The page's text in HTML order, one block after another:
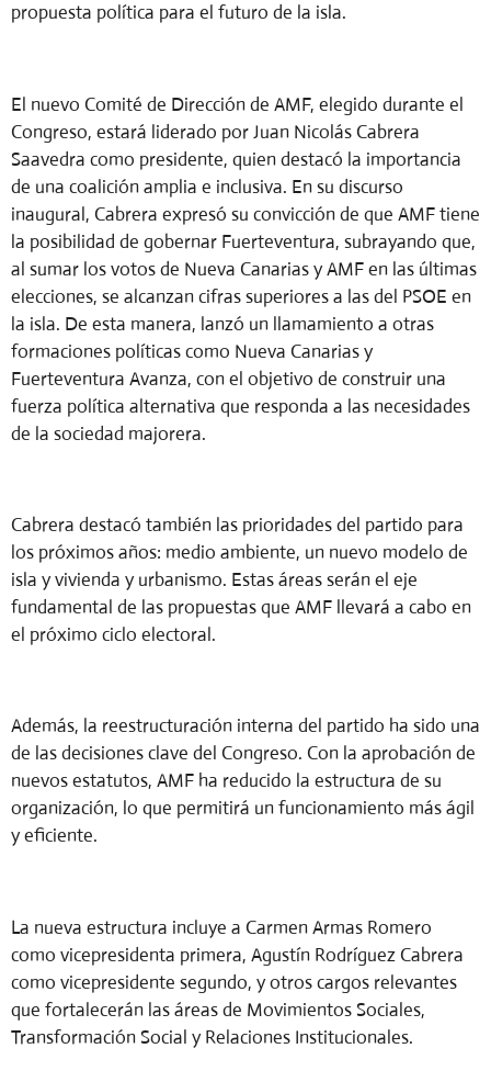
propuesta política para el futuro de la isla.
El nuevo Comité de Dirección de AMF, elegido durante el
Congreso, estará liderado por Juan Nicolás Cabrera
Saavedra como presidente, quien destacó la importancia
de una coalición amplia e inclusiva. En su discurso
inaugural, Cabrera expresó su convicción de que AMF tiene
la posibilidad de gobernar Fuerteventura, subrayando que,
al sumar los votos de Nueva Canarias y AMF en las últimas
elecciones, se alcanzan cifras superiores a las del PSOE en
la isla. De esta manera, lanzó un llamamiento a otras
formaciones políticas como Nueva Canarias y
Fuerteventura Avanza, con el objetivo de construir una
fuerza política alternativa que responda a las necesidades
de la sociedad majorera.
Cabrera destacó también las prioridades del partido para
los próximos años: medio ambiente, un nuevo modelo de
isla y vivienda y urbanismo. Estas áreas serán el eje
fundamental de las propuestas que AMF llevará a cabo en
el próximo ciclo electoral.
Además, la reestructuración interna del partido ha sido una
de las decisiones clave del Congreso. Con la aprobación de
nuevos estatutos, AMF ha reducido la estructura de su
organización, lo que permitirá un funcionamiento más ágil
y eficiente.
La nueva estructura incluye a Carmen Armas Romero
como vicepresidenta primera, Agustín Rodríguez Cabrera
como vicepresidente segundo, y otros cargos relevantes
que fortalecerán las áreas de Movimientos Sociales,
Transformación Social y Relaciones Institucionales.